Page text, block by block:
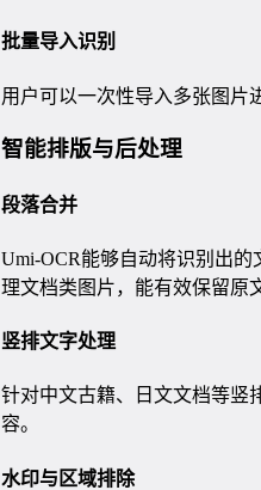
批量导入识别
用户可以一次性导入多张图片
智能排版与后处理
段落合并
Umi-OCR能够自动将识别出
理文档类图片，能有效保留原
竖排文字处理
针对中文古籍、日文文档等竖
容。
水印与区域排除